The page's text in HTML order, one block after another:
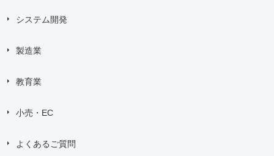
システム開発
製造業
教育業
小売・EC
よくあるご質問